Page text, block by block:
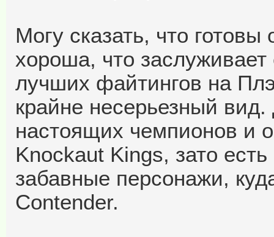
Могу сказать, что
хороша, что заслуживает
лучших файтингов на
крайне несерьезный
настоящих чемпионов и
Knockaut Kings, зато
забавные персонажи,
Contender.